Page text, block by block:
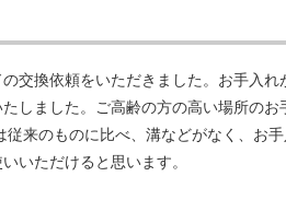
交換依頼をいただきました。お手入れ
しました。ご高齢の方の高い場所のお
来のものに比べ、溝などがなく、お
いただけると思います。